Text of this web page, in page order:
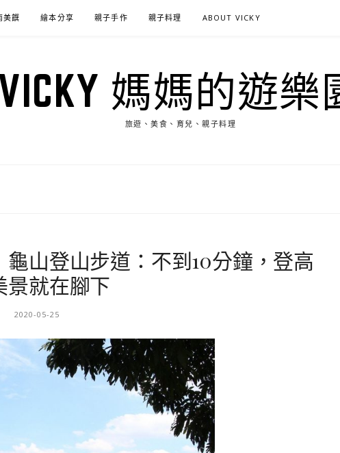
美饌 繪本分享 親子手作 親子料理 ABOUT VICKY
VICKY 媽媽的遊樂
旅遊、美食、育兒、親子料理
山登山步道：不到10分鐘，登高
景就在腳下
2020-05-25